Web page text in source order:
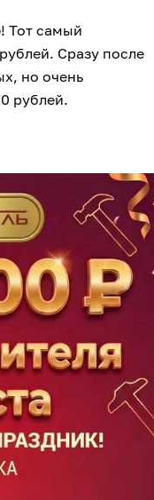
! Тот самый
Сразу после
но очень
рублей.